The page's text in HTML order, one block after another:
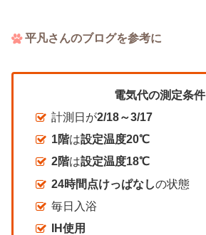
平凡さんのブログを参考に
電気代の測定条件
計測日が2/18～3/17
1階は設定温度20℃
2階は設定温度18℃
24時間点けっぱなしの状態
毎日入浴
IH使用